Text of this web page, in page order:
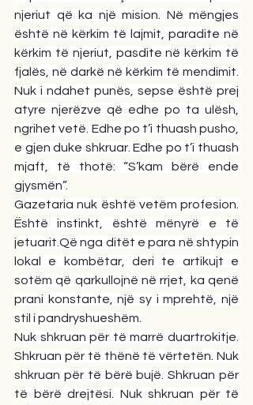
njeriut që ka një mision. Në mëngjes
është në kërkim të lajmit, paradite në
kërkim të njeriut, pasdite në kërkim të
fjalës, në darkë në kërkim të mendimit.
Nuk i ndahet punës, sepse është prej
atyre njerëzve që edhe po ta ulësh,
ngrihet vetë. Edhe po t’i thuash pusho,
e gjen duke shkruar. Edhe po t’i thuash
mjaft, të thotë: “S’kam bërë ende
gjysmën”.
Gazetaria nuk është vetëm profesion.
Është instinkt, është mënyrë e të
jetuarit.Që nga ditët e para në shtypin
lokal e kombëtar, deri te artikujt e
sotëm që qarkullojnë në rrjet, ka qenë
prani konstante, një sy i mprehtë, një
stil i pandryshueshëm.
Nuk shkruan për të marrë duartrokitje.
Shkruan për të thënë të vërtetën. Nuk
shkruan për të bërë bujë. Shkruan për
të bërë drejtësi. Nuk shkruan për të